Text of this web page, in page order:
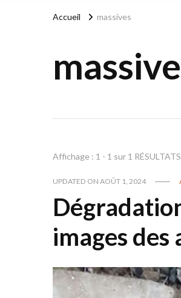
Accueil massives
Affichage : 1 - 1 sur 1 RÉSULTATS
UPDATED ON AOÛT 1, 2024
images des